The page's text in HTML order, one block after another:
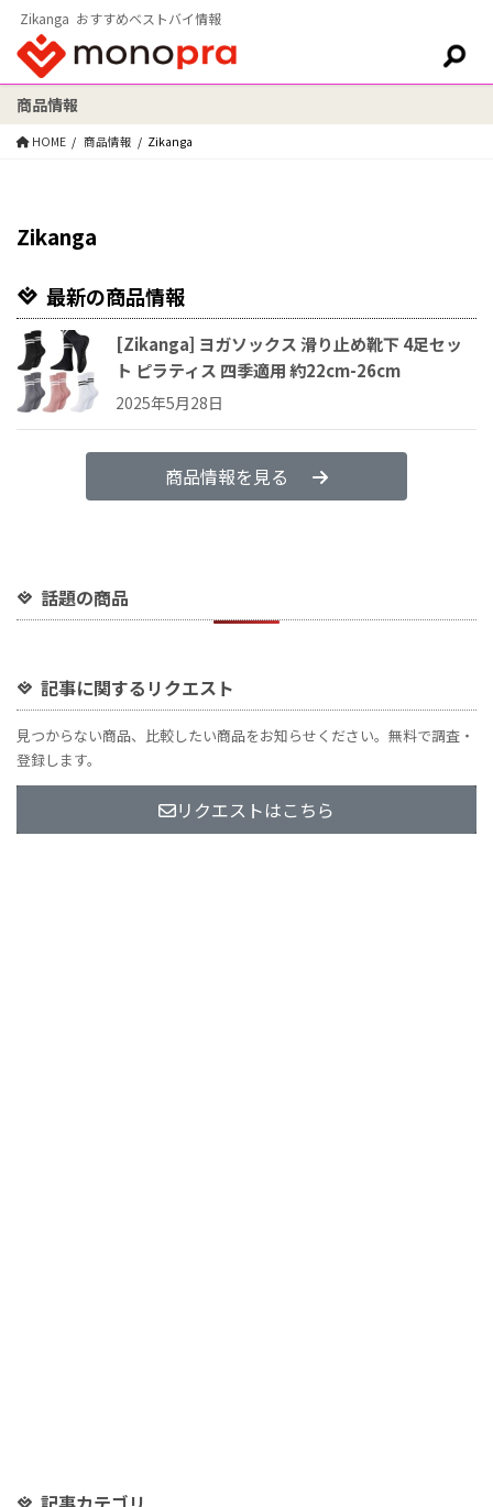
Zikanga おすすめベストバイ情報
検索:
商品情報
HOME 商品情報 Zikanga
Zikanga
最新の商品情報
[Zikanga] ヨガソックス 滑り止め靴下 4足セッ
ト ピラティス 四季適用 約22cm-26cm
2025年5月28日
商品情報を見る
話題の商品
記事に関するリクエスト
見つからない商品、比較したい商品をお知らせください。無料で調査・
登録します。
リクエストはこちら